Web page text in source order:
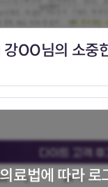
강OO님의 소중
의료법에 따라 로